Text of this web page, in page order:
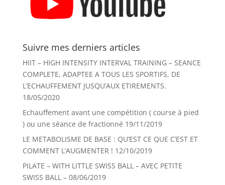
Suivre mes derniers articles
HIIT – HIGH INTENSITY INTERVAL TRAINING – SEANCE
COMPLETE, ADAPTEE A TOUS LES SPORTIFS, DE
L’ECHAUFFEMENT JUSQU’AUX ETIREMENTS.
18/05/2020
Echauffement avant une compétition ( course à pied
) ou une séance de fractionné 19/11/2019
LE METABOLISME DE BASE : QU’EST CE QUE C’EST ET
COMMENT L’AUGMENTER ! 12/10/2019
PILATE – WITH LITTLE SWISS BALL – AVEC PETITE
SWISS BALL – 08/06/2019